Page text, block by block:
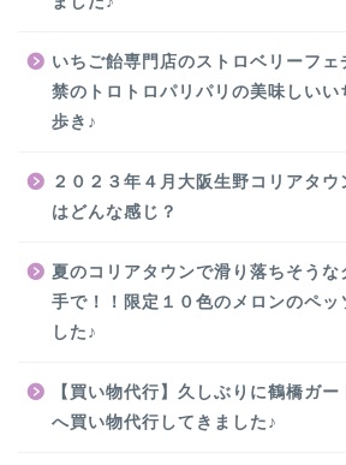
いちご飴専門店のストロベリーフ
禁のトロトロパリパリの美味しい
歩き♪
２０２３年４月大阪生野コリアタウ
はどんな感じ？
夏のコリアタウンで滑り落ちそうな
手で！！限定１０色のメロンのペッ
した♪
【買い物代行】久しぶりに鶴橋ガ
へ買い物代行してきました♪